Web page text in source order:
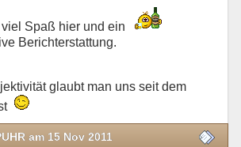
Spaß hier und ein
Berichterstattung.
glaubt man uns seit dem
am 15 Nov 2011